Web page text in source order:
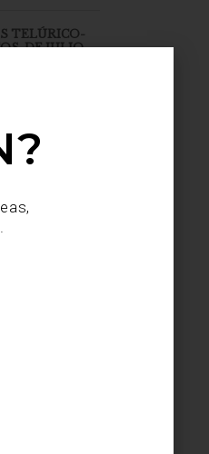
TELÚRICO-
DE JULIO